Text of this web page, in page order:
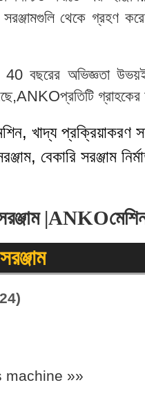
থেকে গ্রহণ
বছরের অভিজ্ঞতা উভয়ই
গ্রাহকের
খাদ্য প্রক্রিয়াকরণ
বেকারি সরঞ্জাম
machine »»